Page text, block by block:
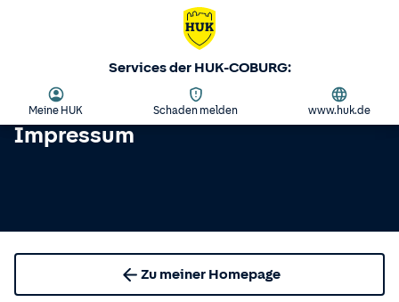
Services der HUK-COBURG:
Meine HUK Schaden melden www.huk.de
Impressum
Zu meiner Homepage